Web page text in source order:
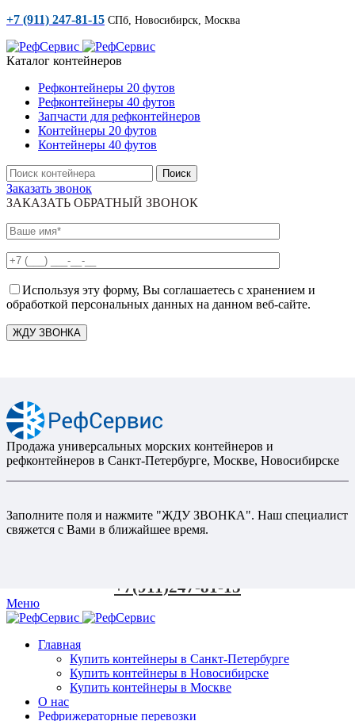
+7 (911) 247-81-15 СПб, Новосибирск, Москва
Каталог контейнеров
Рефконтейнеры 20 футов
Рефконтейнеры 40 футов
Запчасти для рефконтейнеров
Контейнеры 20 футов
Контейнеры 40 футов
Поиск
Заказать звонок
ЗАКАЗАТЬ ОБРАТНЫЙ ЗВОНОК
Используя эту форму, Вы соглашаетесь с хранением и
обработкой персональных данных на данном веб-сайте.
Продажа универсальных морских контейнеров и
рефконтейнеров в Санкт-Петербурге, Москве, Новосибирске
Заполните поля и нажмите "ЖДУ ЗВОНКА". Наш специалист
свяжется с Вами в ближайшее время.
+7(911)247-81-15
Меню
Главная
Купить контейнеры в Санкт-Петербурге
Купить контейнеры в Новосибирске
Купить контейнеры в Москве
О нас
Рефрижераторные перевозки